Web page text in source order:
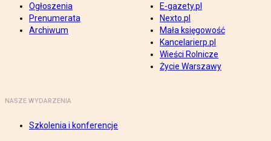
Ogłoszenia
Prenumerata
Archiwum
E-gazety.pl
Nexto.pl
Mała księgowość
Kancelarierp.pl
Wieści Rolnicze
Życie Warszawy
NASZE WYDARZENIA
Szkolenia i konferencje